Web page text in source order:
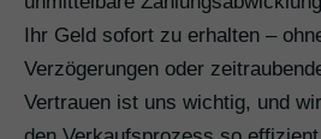
Ihr Geld sofort zu erhalten –
Verzögerungen oder
Vertrauen ist uns wichtig, und